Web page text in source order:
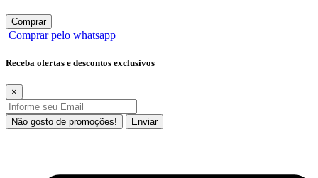
Comprar
Comprar pelo whatsapp
Receba ofertas e descontos exclusivos
×
Não gosto de promoções! Enviar